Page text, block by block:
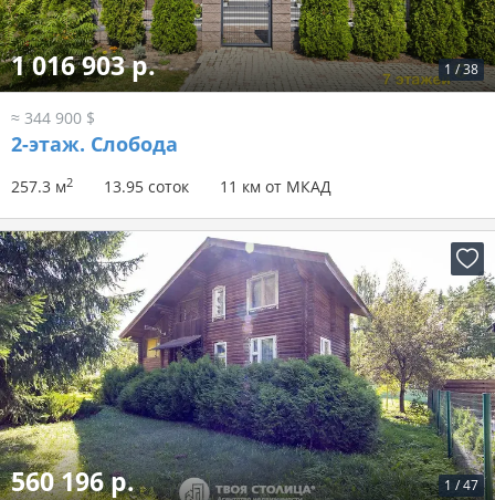
1 /38
1 016 903 р.
≈ 344 900 $
2-этаж. Слобода
257.3 м2 13.95 соток 11 км от МКАД
1 /47
560 196 р.